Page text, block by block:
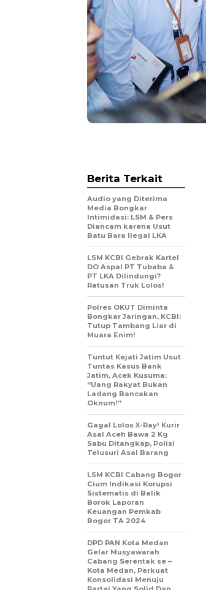
Berita Terkait
Audio yang Diterima
Media Bongkar
Intimidasi: LSM & Pers
Diancam karena Usut
Batu Bara Ilegal LKA
LSM KCBI Gebrak Kartel
DO Aspal PT Tubaba &
PT LKA Dilindungi?
Ratusan Truk Lolos!
Polres OKUT Diminta
Bongkar Jaringan, KCBI:
Tutup Tambang Liar di
Muara Enim!
Tuntut Kejati Jatim Usut
Tuntas Kasus Bank
Jatim, Acek Kusuma:
“Uang Rakyat Bukan
Ladang Bancakan
Oknum!”
Gagal Lolos X-Ray! Kurir
Asal Aceh Bawa 2 Kg
Sabu Ditangkap, Polisi
Telusuri Asal Barang
LSM KCBI Cabang Bogor
Cium Indikasi Korupsi
Sistematis di Balik
Borok Laporan
Keuangan Pemkab
Bogor TA 2024
DPD PAN Kota Medan
Gelar Musyawarah
Cabang Serentak se –
Kota Medan, Perkuat
Konsolidasi Menuju